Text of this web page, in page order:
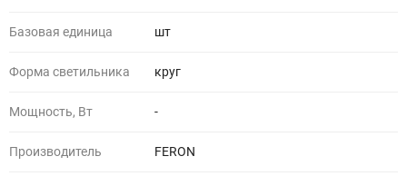
Базовая единица шт
Форма светильника круг
Мощность, Вт -
Производитель FERON